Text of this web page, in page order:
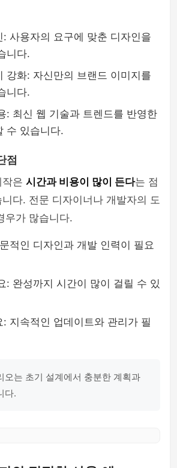
: 사용자의 요구에 맞춘 디자인을
니다.
강화: 자신만의 브랜드 이미지를
니다.
: 최신 웹 기술과 트렌드를 반영한
수 있습니다.
점
은 시간과 비용이 많이 든다는 점
다. 전문 디자이너나 개발자의 도
우가 많습니다.
적인 디자인과 개발 인력이 필요
: 완성까지 시간이 많이 걸릴 수 있
: 지속적인 업데이트와 관리가 필
오는 초기 설계에서 충분한 계획과
다.